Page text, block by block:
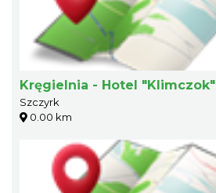
Kręgielnia - Hotel "Klimczok"
Szczyrk
0.00 km